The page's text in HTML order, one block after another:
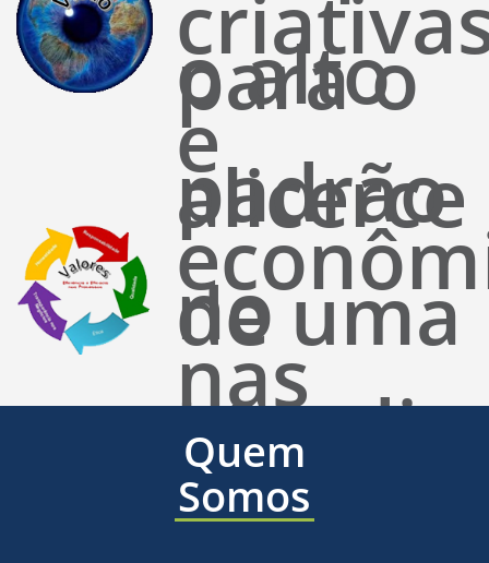
para o
alicerce
de uma
base
e
nas
áreas
o alto
padrão
no
Quem
Somos